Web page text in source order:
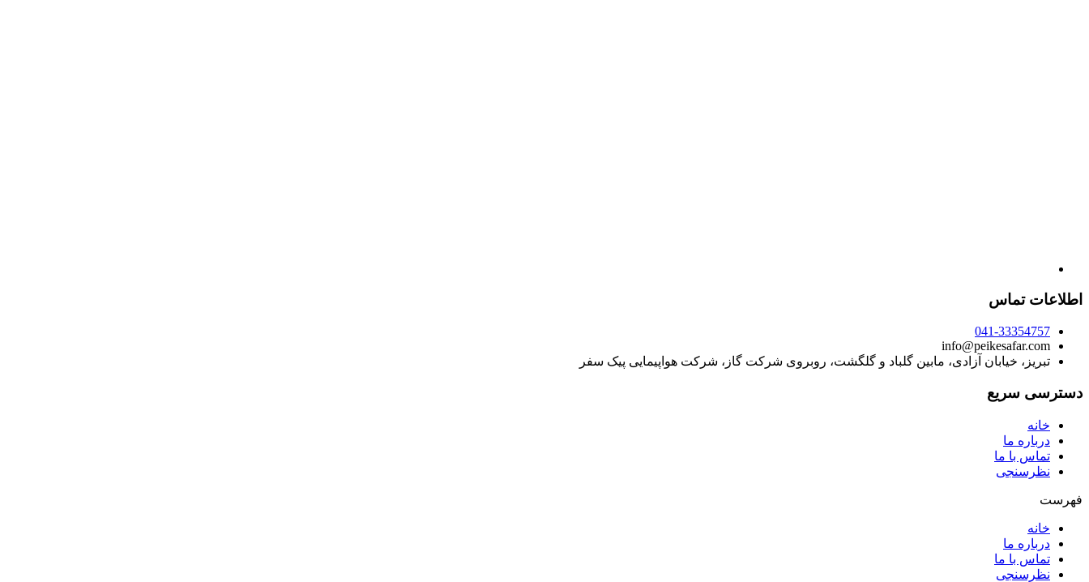
اطلاعات تماس
041-33354757
info@peikesafar.com
تبریز، خیابان آزادی، مابین گلباد و گلگشت، روبروی شرکت گاز، شرکت هواپیمایی پیک سفر
دسترسی سریع
خانه
درباره ما
تماس با ما
نظرسنجی
فهرست
خانه
درباره ما
تماس با ما
نظرسنجی